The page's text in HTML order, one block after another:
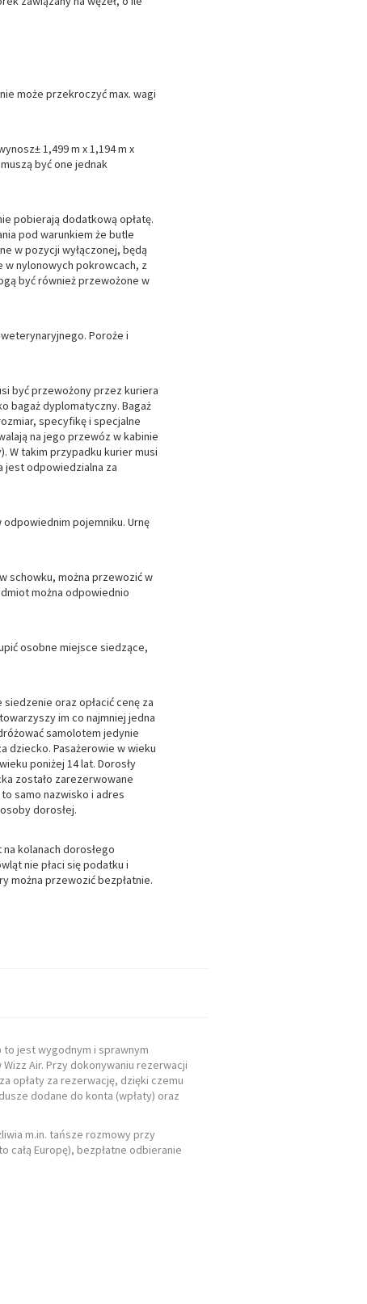
może przekroczyć max. wagi
1,499 m x 1,194 m x
być one jednak
pobierają dodatkową opłatę.
pod warunkiem że butle
w pozycji wyłączonej, będą
w nylonowych pokrowcach, z
być również przewożone w
Poroże i
być przewożony przez kuriera
bagaż dyplomatyczny. Bagaż
specyfikę i specjalne
na jego przewóz w kabinie
W takim przypadku kurier musi
jest odpowiedzialna za
pojemniku. Urnę
schowku, można przewozić w
można odpowiednio
osobne miejsce siedzące,
oraz opłacić cenę za
im co najmniej jedna
samolotem jedynie
dziecko. Pasażerowie w wieku
poniżej 14 lat. Dorosły
zostało zarezerwowane
samo nazwisko i adres
dorosłej.
kolanach dorosłego
nie płaci się podatku i
można przewozić bezpłatnie.
to jest wygodnym i sprawnym
Air. Przy dokonywaniu rezerwacji
opłaty za rezerwację, dzięki czemu
dodane do konta (wpłaty) oraz
m.in. tańsze rozmowy przy
całą Europę), bezpłatne odbieranie